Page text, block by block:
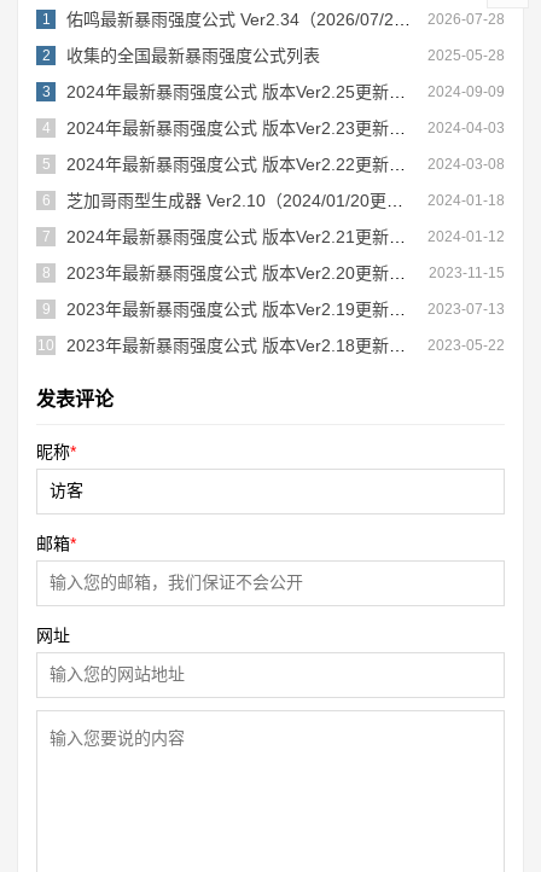
2026-07-28
1 佑鸣最新暴雨强度公式 Ver2.34（2026/07/28更新）
2025-05-28
2 收集的全国最新暴雨强度公式列表
2024-09-09
3 2024年最新暴雨强度公式 版本Ver2.25更新内容
2024-04-03
4 2024年最新暴雨强度公式 版本Ver2.23更新内容
2024-03-08
5 2024年最新暴雨强度公式 版本Ver2.22更新内容
2024-01-18
6 芝加哥雨型生成器 Ver2.10（2024/01/20更新）
2024-01-12
7 2024年最新暴雨强度公式 版本Ver2.21更新内容
2023-11-15
8 2023年最新暴雨强度公式 版本Ver2.20更新内容
2023-07-13
9 2023年最新暴雨强度公式 版本Ver2.19更新内容
2023-05-22
10 2023年最新暴雨强度公式 版本Ver2.18更新内容
发表评论
昵称*
邮箱*
网址